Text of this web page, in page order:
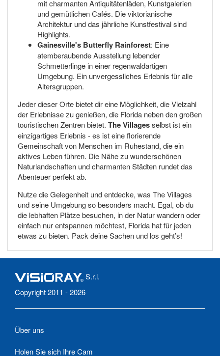
mit charmanten Antiquitätenläden, Kunstgalerien
und gemütlichen Cafés. Die viktorianische
Architektur und das jährliche Kunstfestival sind
Highlights.
Gainesville's Butterfly Rainforest: Eine
atemberaubende Ausstellung lebender
Schmetterlinge in einer regenwaldartigen
Umgebung. Ein unvergessliches Erlebnis für alle
Altersgruppen.
Jeder dieser Orte bietet dir eine Möglichkeit, die Vielzahl
der Erlebnisse zu genießen, die Florida neben den großen
touristischen Zentren bietet. The Villagesselbst ist ein
einzigartiges Erlebnis - es ist eine florierende
Gemeinschaft von Menschen im Ruhestand, die ein
aktives Leben führen. Die Nähe zu wunderschönen
Naturlandschaften und charmanten Städten rundet das
Abenteuer perfekt ab.
Nutze die Gelegenheit und entdecke, was The Villages
und seine Umgebung so besonders macht. Egal, ob du
die lebhaften Plätze besuchen, in der Natur wandern oder
einfach nur entspannen möchtest, Florida hat für jeden
etwas zu bieten. Pack deine Sachen und los geht’s!
S.r.l.
Copyright 2011 - 2026
Über uns
Holen Sie sich Ihre Cam